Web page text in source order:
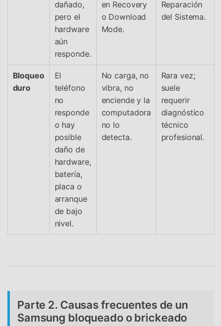
dañado,
pero el
hardware
aún
responde.
en Recovery
o Download
Mode.
Reparación
del Sistema.
Bloqueo
duro
El
teléfono
no
responde
o hay
posible
daño de
hardware,
batería,
placa o
arranque
de bajo
nivel.
No carga, no
vibra, no
enciende y la
computadora
no lo
detecta.
Rara vez;
suele
requerir
diagnóstico
técnico
profesional.
Parte 2. Causas frecuentes de un
Samsung bloqueado o brickeado